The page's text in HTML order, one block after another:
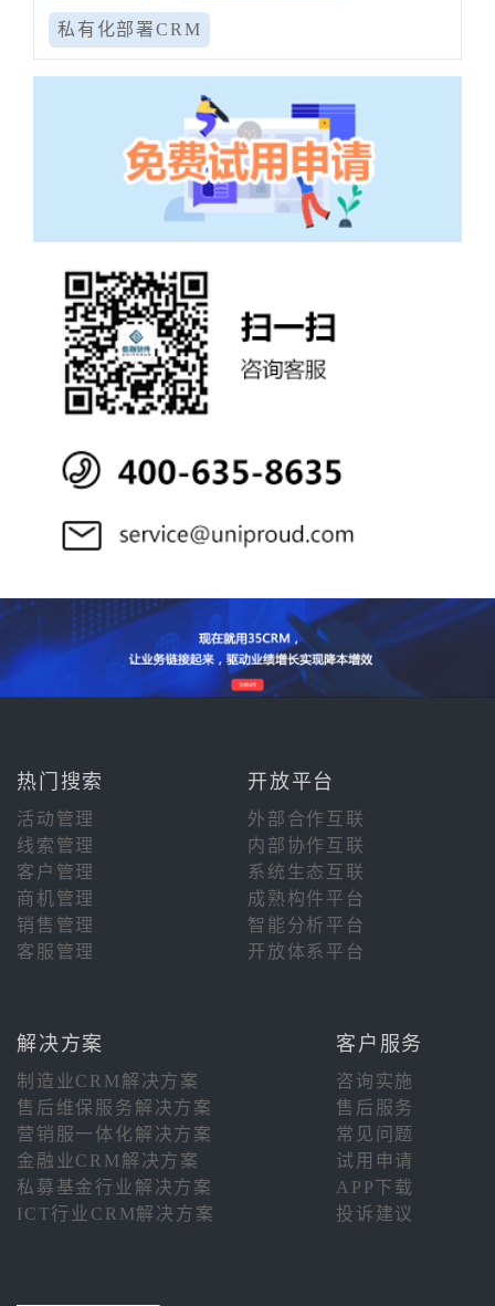
私有化部署CRM
热门搜索 开放平台
活动管理
外部合作互联
线索管理
内部协作互联
客户管理
系统生态互联
商机管理
成熟构件平台
销售管理
智能分析平台
客服管理
开放体系平台
解决方案 客户服务
制造业CRM解决方案
咨询实施
售后维保服务解决方案
售后服务
营销服一体化解决方案
常见问题
金融业CRM解决方案
试用申请
私募基金行业解决方案
APP下载
ICT行业CRM解决方案
投诉建议